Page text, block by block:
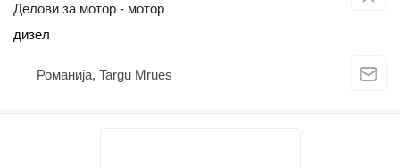
Делови за мотор - мотор
дизел
Романија, Targu Mrues